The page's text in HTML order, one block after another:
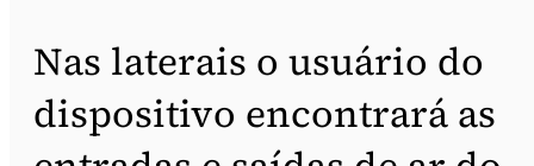
Nas laterais o usuário do
dispositivo encontrará as